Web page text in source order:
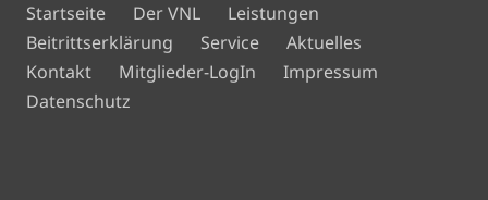
Navigation
überspringen
Startseite Der VNL
Leistungen
Beitrittserklärung
Service
Aktuelles
Navigation
überspringen
Kontakt Mitglieder-LogIn
Impressum
Datenschutz